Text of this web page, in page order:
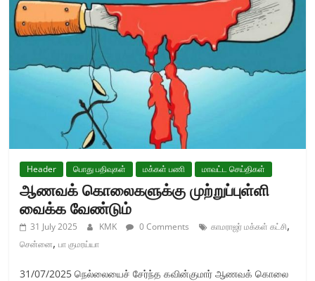
Header பொது பதிவுகள் மக்கள் பணி மாவட்ட செய்திகள்
ஆணவக் கொலைகளுக்கு முற்றுப்புள்ளி
வைக்க வேண்டும்
31 July 2025 KMK 0 Comments காமராஜர் மக்கள் கட்சி,
சென்னை,பா குமரய்யா
31/07/2025 நெல்லையைச் சேர்ந்த கவின்குமார் ஆணவக் கொலை